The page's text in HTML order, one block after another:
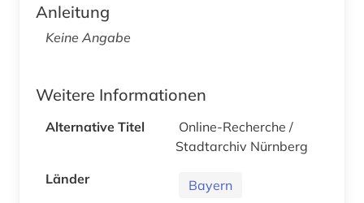
Anleitung
Keine Angabe
Weitere Informationen
Alternative Titel
Online-Recherche /
Stadtarchiv Nürnberg
Länder
Bayern